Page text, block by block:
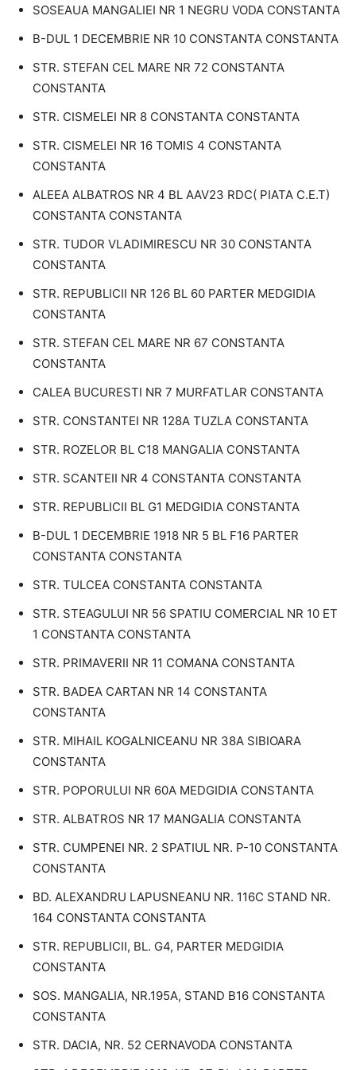
SOSEAUA MANGALIEI NR 1 NEGRU VODA CONSTANTA
B-DUL 1 DECEMBRIE NR 10 CONSTANTA CONSTANTA
STR. STEFAN CEL MARE NR 72 CONSTANTA
CONSTANTA
STR. CISMELEI NR 8 CONSTANTA CONSTANTA
STR. CISMELEI NR 16 TOMIS 4 CONSTANTA
CONSTANTA
ALEEA ALBATROS NR 4 BL AAV23 RDC( PIATA C.E.T)
CONSTANTA CONSTANTA
STR. TUDOR VLADIMIRESCU NR 30 CONSTANTA
CONSTANTA
STR. REPUBLICII NR 126 BL 60 PARTER MEDGIDIA
CONSTANTA
STR. STEFAN CEL MARE NR 67 CONSTANTA
CONSTANTA
CALEA BUCURESTI NR 7 MURFATLAR CONSTANTA
STR. CONSTANTEI NR 128A TUZLA CONSTANTA
STR. ROZELOR BL C18 MANGALIA CONSTANTA
STR. SCANTEII NR 4 CONSTANTA CONSTANTA
STR. REPUBLICII BL G1 MEDGIDIA CONSTANTA
B-DUL 1 DECEMBRIE 1918 NR 5 BL F16 PARTER
CONSTANTA CONSTANTA
STR. TULCEA CONSTANTA CONSTANTA
STR. STEAGULUI NR 56 SPATIU COMERCIAL NR 10 ET
1 CONSTANTA CONSTANTA
STR. PRIMAVERII NR 11 COMANA CONSTANTA
STR. BADEA CARTAN NR 14 CONSTANTA
CONSTANTA
STR. MIHAIL KOGALNICEANU NR 38A SIBIOARA
CONSTANTA
STR. POPORULUI NR 60A MEDGIDIA CONSTANTA
STR. ALBATROS NR 17 MANGALIA CONSTANTA
STR. CUMPENEI NR. 2 SPATIUL NR. P-10 CONSTANTA
CONSTANTA
BD. ALEXANDRU LAPUSNEANU NR. 116C STAND NR.
164 CONSTANTA CONSTANTA
STR. REPUBLICII, BL. G4, PARTER MEDGIDIA
CONSTANTA
SOS. MANGALIA, NR.195A, STAND B16 CONSTANTA
CONSTANTA
STR. DACIA, NR. 52 CERNAVODA CONSTANTA